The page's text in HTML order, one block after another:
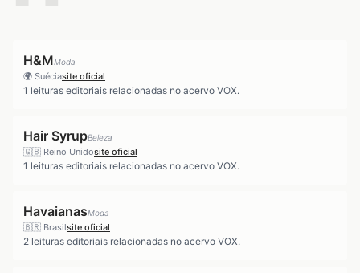
H&MModa
🌍 Suéciasite oficial
1 leituras editoriais relacionadas no acervo VOX.
Hair SyrupBeleza
🇬🇧 Reino Unidosite oficial
1 leituras editoriais relacionadas no acervo VOX.
HavaianasModa
🇧🇷 Brasilsite oficial
2 leituras editoriais relacionadas no acervo VOX.